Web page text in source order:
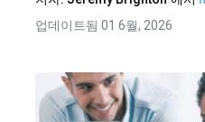
업데이트됨 01 6월, 2026